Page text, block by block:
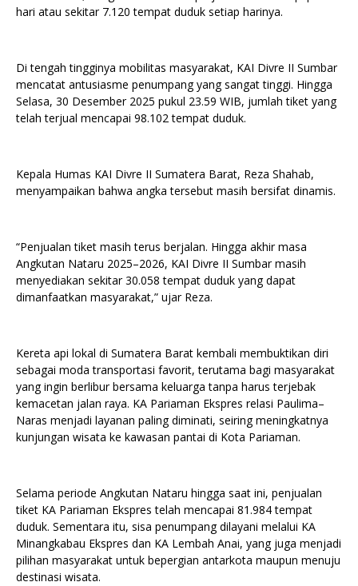
hari atau sekitar 7.120 tempat duduk setiap harinya.
Di tengah tingginya mobilitas masyarakat, KAI Divre II Sumbar
mencatat antusiasme penumpang yang sangat tinggi. Hingga
Selasa, 30 Desember 2025 pukul 23.59 WIB, jumlah tiket yang
telah terjual mencapai 98.102 tempat duduk.
Kepala Humas KAI Divre II Sumatera Barat, Reza Shahab,
menyampaikan bahwa angka tersebut masih bersifat dinamis.
“Penjualan tiket masih terus berjalan. Hingga akhir masa
Angkutan Nataru 2025–2026, KAI Divre II Sumbar masih
menyediakan sekitar 30.058 tempat duduk yang dapat
dimanfaatkan masyarakat,” ujar Reza.
Kereta api lokal di Sumatera Barat kembali membuktikan diri
sebagai moda transportasi favorit, terutama bagi masyarakat
yang ingin berlibur bersama keluarga tanpa harus terjebak
kemacetan jalan raya. KA Pariaman Ekspres relasi Paulima–
Naras menjadi layanan paling diminati, seiring meningkatnya
kunjungan wisata ke kawasan pantai di Kota Pariaman.
Selama periode Angkutan Nataru hingga saat ini, penjualan
tiket KA Pariaman Ekspres telah mencapai 81.984 tempat
duduk. Sementara itu, sisa penumpang dilayani melalui KA
Minangkabau Ekspres dan KA Lembah Anai, yang juga menjadi
pilihan masyarakat untuk bepergian antarkota maupun menuju
destinasi wisata.